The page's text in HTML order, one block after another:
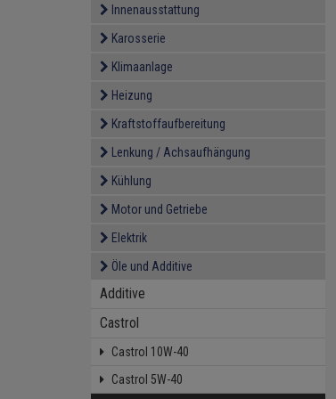
Innenausstattung
Karosserie
Klimaanlage
Heizung
Kraftstoffaufbereitung
Lenkung / Achsaufhängung
Kühlung
Motor und Getriebe
Elektrik
Öle und Additive
Additive
Castrol
Castrol 10W-40
Castrol 5W-40